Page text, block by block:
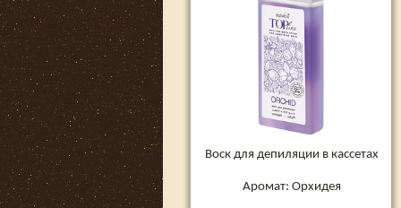
Воск для депиляции в кассетах
Аромат: Орхидея